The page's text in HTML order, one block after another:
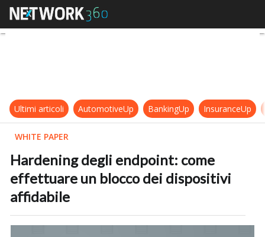
Hardening degli endpoint: come
Ultimi articoli AutomotiveUp BankingUp InsuranceUp
WHITE PAPER
Hardening degli endpoint: come
effettuare un blocco dei dispositivi
affidabile